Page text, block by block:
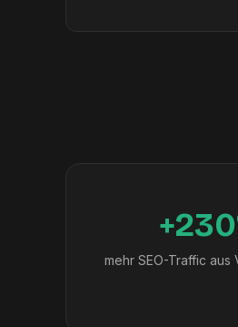
mehr SEO-Traffic aus